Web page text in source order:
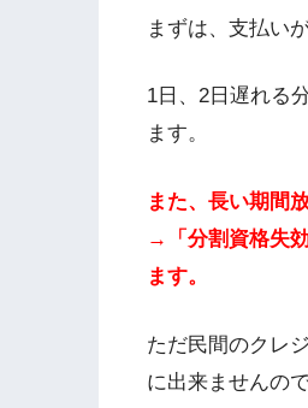
まずは、支払い
1日、2日遅れる
ます。
また、長い期間
→「分割資格失
ます。
ただ民間のクレ
に出来ませんの